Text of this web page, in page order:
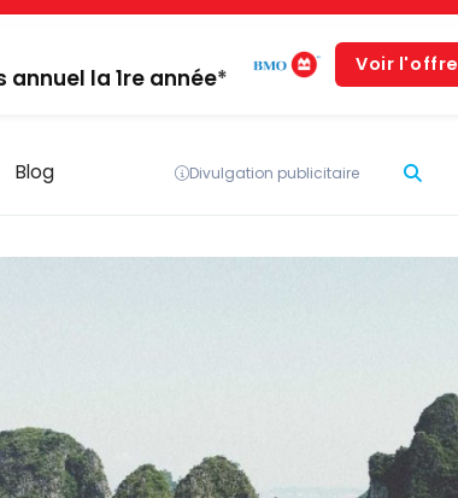
annuel la 1re année*
Voir l'offre
Blog Divulgation publicitaire